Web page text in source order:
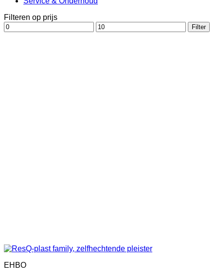
Filteren op prijs
Min.
prijs
Max.
prijs
Filter
EHBO